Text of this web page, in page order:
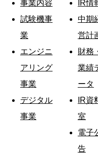
事業内容
試験機事
業
エンジニ
アリング
事業
デジタル
事業
IR情
中期
営計
財務
業績
ータ
IR資
室
電子
告